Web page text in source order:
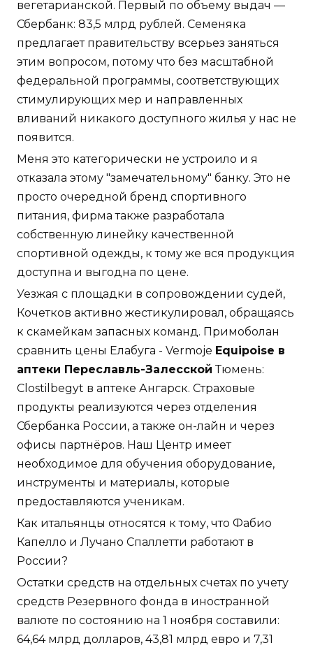
вегетарианской. Первый по объему выдач —
Сбербанк: 83,5 млрд рублей. Семеняка
предлагает правительству всерьез заняться
этим вопросом, потому что без масштабной
федеральной программы, соответствующих
стимулирующих мер и направленных
вливаний никакого доступного жилья у нас не
появится.
Меня это категорически не устроило и я
отказала этому "замечательному" банку. Это не
просто очередной бренд спортивного
питания, фирма также разработала
собственную линейку качественной
спортивной одежды, к тому же вся продукция
доступна и выгодна по цене.
Уезжая с площадки в сопровождении судей,
Кочетков активно жестикулировал, обращаясь
к скамейкам запасных команд. Примоболан
сравнить цены Елабуга - Vermoje Equipoise в
аптеки Переславль-Залесской Тюмень:
Clostilbegyt в аптеке Ангарск. Страховые
продукты реализуются через отделения
Сбербанка России, а также он-лайн и через
офисы партнёров. Наш Центр имеет
необходимое для обучения оборудование,
инструменты и материалы, которые
предоставляются ученикам.
Как итальянцы относятся к тому, что Фабио
Капелло и Лучано Спаллетти работают в
России?
Остатки средств на отдельных счетах по учету
средств Резервного фонда в иностранной
валюте по состоянию на 1 ноября составили:
64,64 млрд долларов, 43,81 млрд евро и 7,31